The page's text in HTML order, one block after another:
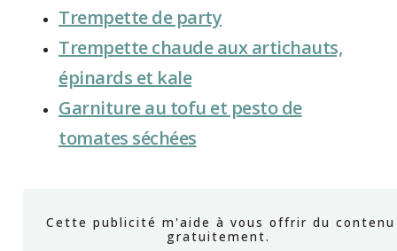
Trempette de party
Trempette chaude aux artichauts,
épinards et kale
Garniture au tofu et pesto de
tomates séchées